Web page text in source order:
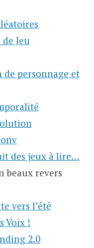
Jeu
de personnage et
des jeux à lire…
beaux revers
vers l’été
Voix !
2.0